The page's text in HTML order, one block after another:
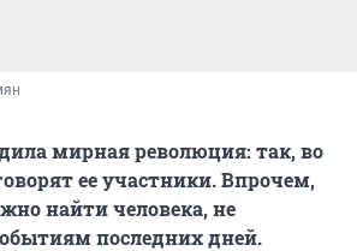
мирная революция: так, во
ее участники. Впрочем,
найти человека, не
последних дней.